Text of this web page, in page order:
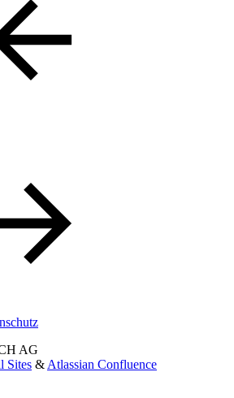
AG
Sites & Atlassian Confluence